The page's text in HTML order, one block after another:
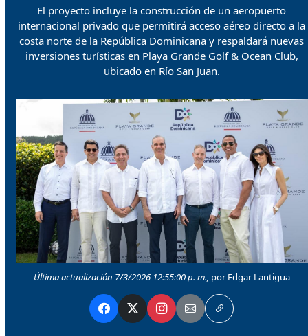
El proyecto incluye la construcción de un aeropuerto
internacional privado que permitirá acceso aéreo directo a la
costa norte de la República Dominicana y respaldará nuevas
inversiones turísticas en Playa Grande Golf & Ocean Club,
ubicado en Río San Juan.
Última actualización 7/3/2026 12:55:00 p. m., por Edgar Lantigua